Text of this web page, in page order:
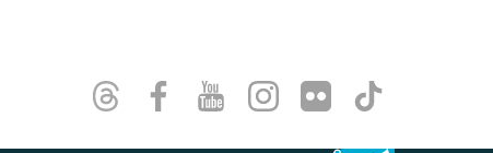
ThreadsFacebookYoutubeInstagram
Flick TikTok